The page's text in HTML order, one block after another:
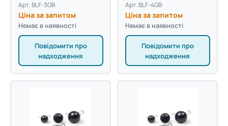
Арт. BLF-3GB
Ціна за запитом
Немає в наявності
Повідомити про
надходження
Арт. BLF-4GB
Ціна за запитом
Немає в наявності
Повідомити про
надходження